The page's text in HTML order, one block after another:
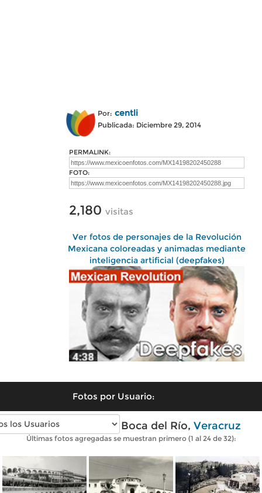
Por: centli
Publicada: Diciembre 29, 2014
PERMALINK:
FOTO:
2,180 visitas
Ver fotos de personajes de la Revolución
Mexicana coloreadas y animadas mediante
inteligencia artificial (deepfakes)
Fotos por Usuario:
Fotos antiguas de Boca del Río, Veracruz
Últimas fotos agregadas se muestran primero (1 al 24 de 32):